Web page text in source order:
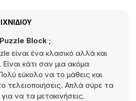
Block ;
είναι ένα κλασικό αλλά και
Είναι κάτι σαν μια ακόμα
εύκολο να το μάθεις και
τελειοποιήσεις. Απλά σύρε τα
να τα μετακινήσεις.